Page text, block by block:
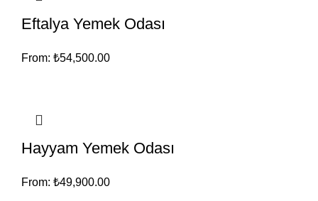
Eftalya Yemek Odası
From: ₺54,500.00
Hayyam Yemek Odası
From: ₺49,900.00